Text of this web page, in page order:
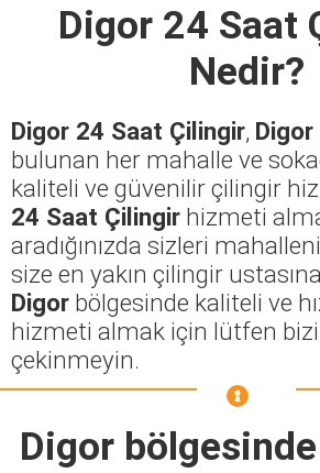
Digor 24 Saat
Nedir?
Digor 24 Saat Çilingir, Digor
bulunan her mahalle ve
kaliteli ve güvenilir çilingir
24 Saat Çilingir hizmeti
aradığınızda sizleri
size en yakın çilingir
Digor bölgesinde kaliteli ve
hizmeti almak için lütfen
çekinmeyin.
Digor